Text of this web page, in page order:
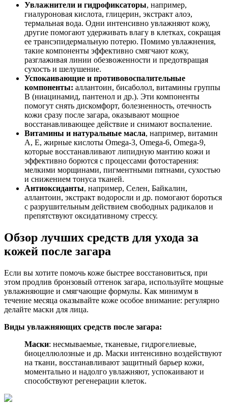
Увлажнители и гидрофиксаторы, например,
гиалуроновая кислота, глицерин, экстракт алоэ,
термальная вода. Одни интенсивно увлажняют кожу,
другие помогают удерживать влагу в клетках, сокращая
ее трансэпидермальную потерю. Помимо увлажнения,
такие компоненты эффективно смягчают кожу,
разглаживая линии обезвоженности и предотвращая
сухость и шелушение.
Успокаивающие и противовоспалительные
компоненты: аллантоин, бисаболол, витамины группы
В (ниацинамид, пантенол и др.). Эти компоненты
помогут снять дискомфорт, болезненность, отечность
кожи сразу после загара, оказывают мощное
восстанавливающее действие и снимают воспаление.
Витамины и натуральные масла, например, витамин
А, Е, жирные кислоты Omega-3, Omega-6, Omega-9,
которые восстанавливают липидную мантию кожи и
эффективно борются с процессами фотостарения:
мелкими морщинами, пигментными пятнами, сухостью
и снижением тонуса тканей.
Антиоксиданты, например, Селен, Байкалин,
аллантоин, экстракт водоросли и др. помогают бороться
с разрушительным действием свободных радикалов и
препятствуют оксидативному стрессу.
Обзор лучших средств для ухода за
кожей после загара
Если вы хотите помочь коже быстрее восстановиться, при
этом продлив бронзовый оттенок загара, используйте мощные
увлажняющие и смягчающие формулы. Как минимум в
течение месяца оказывайте коже особое внимание: регулярно
делайте маски для лица.
Виды увлажняющих средств после загара:
Маски: несмываемые, тканевые, гидрогелиевые,
биоцеллюлозные и др. Маски интенсивно воздействуют
на ткани, восстанавливают защитный барьер кожи,
моментально и надолго увлажняют, успокаивают и
способствуют регенерации клеток.